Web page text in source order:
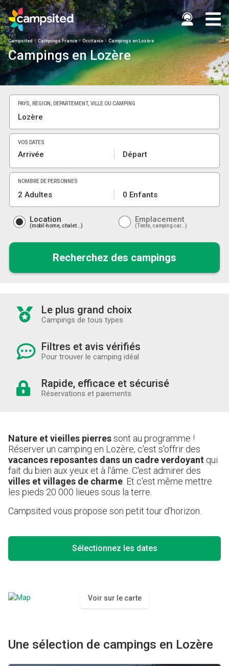
Campsited Campings France Occitanie Campings en Lozère
Campings en Lozère
PAYS, RÉGION, DÉPARTEMENT, VILLE OU CAMPING
VOS DATES
Arrivée Départ
NOMBRE DE PERSONNES
2 Adultes 0 Enfants
Location
mobil-home, chalet...
Emplacement
Tente, camping car...
Recherchez des campings
Le plus grand choix
Campings de tous types
Filtres et avis vérifiés
Pour trouver le camping idéal
Rapide, efficace et sécurisé
Réservations et paiements
Nature et vieilles pierressont au programme !
Réserver un camping en Lozère, c'est s'offrir des
vacances reposantes dans un cadre verdoyant qui
fait du bien aux yeux et à l'âme. C'est admirer des
villes et villages de charme . Et c'est même mettre
les pieds 20 000 lieues sous la terre.
Campsited vous propose son petit tour d'horizon.
Voir sur le carte
Sélectionnez les dates
Une sélection de campings en Lozère